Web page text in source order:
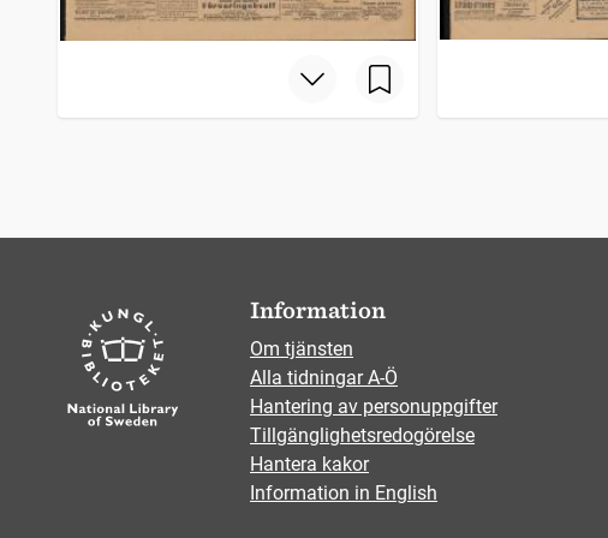
Information
Om tjänsten
Alla tidningar A-Ö
Hantering av personuppgifter
Tillgänglighetsredogörelse
Hantera kakor
Information in English